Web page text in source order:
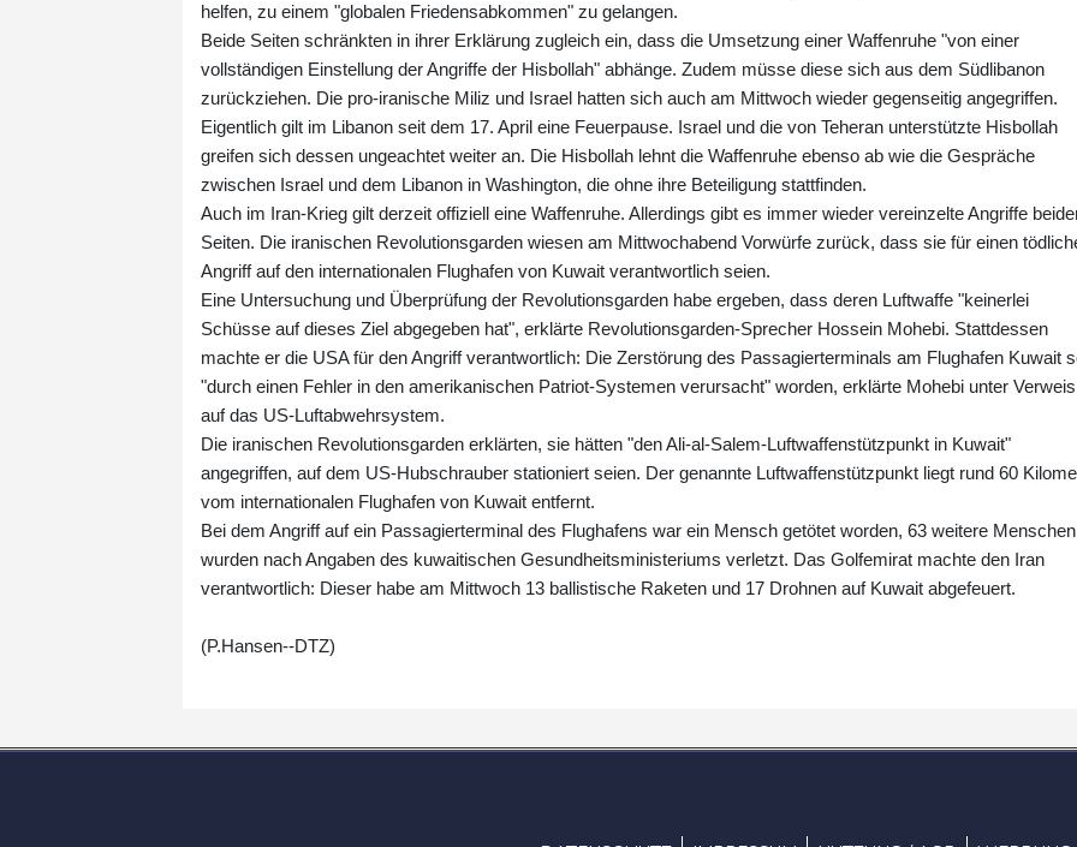
helfen, zu einem "globalen Friedensabkommen" zu gelangen.
Beide Seiten schränkten in ihrer Erklärung zugleich ein, dass die Umsetzung einer Waffenruhe "von einer
vollständigen Einstellung der Angriffe der Hisbollah" abhänge. Zudem müsse diese sich aus dem Südlibanon
zurückziehen. Die pro-iranische Miliz und Israel hatten sich auch am Mittwoch wieder gegenseitig angegriffen.
Eigentlich gilt im Libanon seit dem 17. April eine Feuerpause. Israel und die von Teheran unterstützte Hisbollah
greifen sich dessen ungeachtet weiter an. Die Hisbollah lehnt die Waffenruhe ebenso ab wie die Gespräche
zwischen Israel und dem Libanon in Washington, die ohne ihre Beteiligung stattfinden.
Auch im Iran-Krieg gilt derzeit offiziell eine Waffenruhe. Allerdings gibt es immer wieder vereinzelte Angriffe
Seiten. Die iranischen Revolutionsgarden wiesen am Mittwochabend Vorwürfe zurück, dass sie für einen
Angriff auf den internationalen Flughafen von Kuwait verantwortlich seien.
Eine Untersuchung und Überprüfung der Revolutionsgarden habe ergeben, dass deren Luftwaffe "keinerlei
Schüsse auf dieses Ziel abgegeben hat", erklärte Revolutionsgarden-Sprecher Hossein Mohebi. Stattdessen
machte er die USA für den Angriff verantwortlich: Die Zerstörung des Passagierterminals am Flughafen Kuwait
"durch einen Fehler in den amerikanischen Patriot-Systemen verursacht" worden, erklärte Mohebi unter Verweis
auf das US-Luftabwehrsystem.
Die iranischen Revolutionsgarden erklärten, sie hätten "den Ali-al-Salem-Luftwaffenstützpunkt in Kuwait"
angegriffen, auf dem US-Hubschrauber stationiert seien. Der genannte Luftwaffenstützpunkt liegt rund 60
vom internationalen Flughafen von Kuwait entfernt.
Bei dem Angriff auf ein Passagierterminal des Flughafens war ein Mensch getötet worden, 63 weitere Menschen
wurden nach Angaben des kuwaitischen Gesundheitsministeriums verletzt. Das Golfemirat machte den Iran
verantwortlich: Dieser habe am Mittwoch 13 ballistische Raketen und 17 Drohnen auf Kuwait abgefeuert.
(P.Hansen--DTZ)